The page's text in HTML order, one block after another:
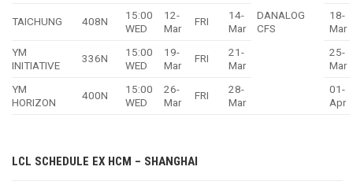
DANALOG
CFS
TAICHUNG 408N
15:00
WED
12-
Mar
FRI
14-
Mar
18-
Mar
YM
INITIATIVE
336N
15:00
WED
19-
Mar
FRI
21-
Mar
25-
Mar
YM
HORIZON
400N
15:00
WED
26-
Mar
FRI
28-
Mar
01-
Apr
LCL SCHEDULE EX HCM – SHANGHAI